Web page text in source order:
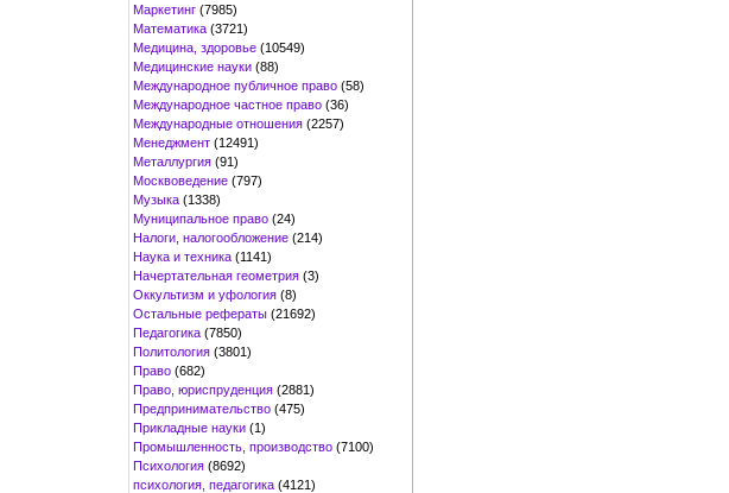
Маркетинг (7985)
Математика (3721)
Медицина, здоровье (10549)
Медицинские науки (88)
Международное публичное право (58)
Международное частное право (36)
Международные отношения (2257)
Менеджмент (12491)
Металлургия (91)
Москвоведение (797)
Музыка (1338)
Муниципальное право (24)
Налоги, налогообложение (214)
Наука и техника (1141)
Начертательная геометрия (3)
Оккультизм и уфология (8)
Остальные рефераты (21692)
Педагогика (7850)
Политология (3801)
Право (682)
Право, юриспруденция (2881)
Предпринимательство (475)
Прикладные науки (1)
Промышленность, производство (7100)
Психология (8692)
психология, педагогика (4121)